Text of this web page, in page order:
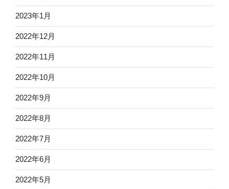
2023年1月
2022年12月
2022年11月
2022年10月
2022年9月
2022年8月
2022年7月
2022年6月
2022年5月